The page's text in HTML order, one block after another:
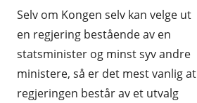
Selv om Kongen selv kan velge ut
en regjering bestående av en
statsminister og minst syv andre
ministere, så er det mest vanlig at
regjeringen består av et utvalg